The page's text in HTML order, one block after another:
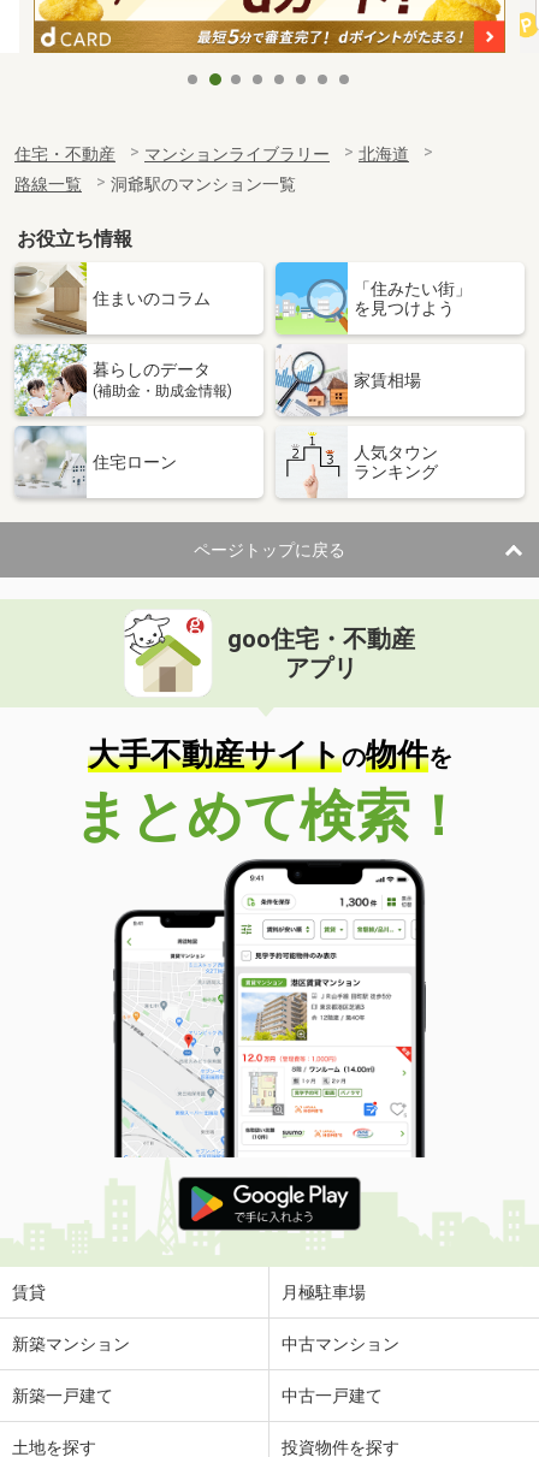
住宅・不動産 マンションライブラリー
北海道
路線一覧
洞爺駅のマンション一覧
お役立ち情報
住まいのコラム
「住みたい街」
を見つけよう
暮らしのデータ
(補助金・助成金情報)
家賃相場
住宅ローン
人気タウン
ランキング
ページトップに戻る
goo住宅・不動産
アプリ
大手不動産サイトの物件を
まとめて検索！
賃貸 月極駐車場
新築マンション 中古マンション
新築一戸建て 中古一戸建て
土地を探す 投資物件を探す